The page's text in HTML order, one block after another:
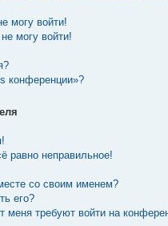
могу войти!
могу войти!
конференции»?
равно неправильное!
со своим именем?
его?
меня требуют войти на